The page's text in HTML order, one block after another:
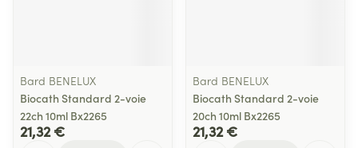
Bard BENELUX
Biocath Standard 2-voie
22ch 10ml Bx2265
21,32 €
Bard BENELUX
Biocath Standard 2-voie
20ch 10ml Bx2265
21,32 €